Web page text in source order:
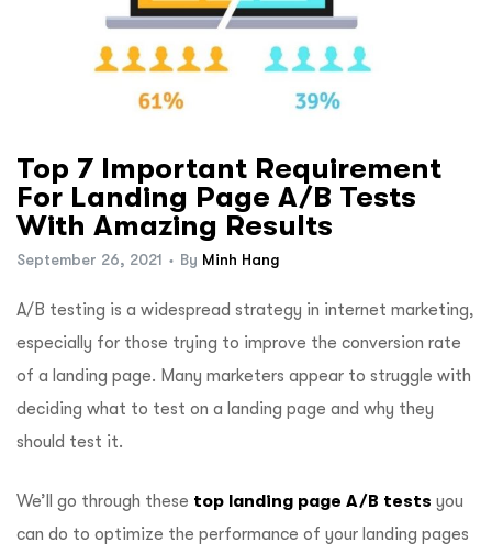
Top 7 Important Requirement
For Landing Page A/B Tests
With Amazing Results
September 26, 2021 By Minh Hang
A/B testing is a widespread strategy in internet marketing,
especially for those trying to improve the conversion rate
of a landing page. Many marketers appear to struggle with
deciding what to test on a landing page and why they
should test it.
We’ll go through these top landing page A/B tests you
can do to optimize the performance of your landing pages